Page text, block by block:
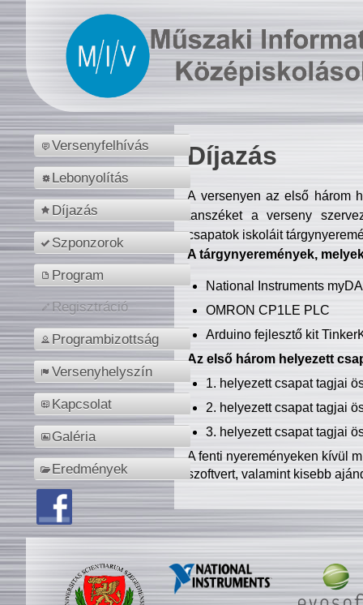
Versenyfelhívás
Lebonyolítás
Díjazás
Szponzorok
Program
Regisztráció
Programbizottság
Versenyhelyszín
Kapcsolat
Galéria
Eredmények
Díjazás
A versenyen az első három
tanszéket a verseny
csapatok iskoláit
A tárgynyeremények,
National Instruments
OMRON CP1LE PLC
Arduino fejlesztő kit
Az első három helyezett
1. helyezett csapat tagjai
2. helyezett csapat tagjai
3. helyezett csapat tagjai
A fenti nyereményeken kívül
szoftvert, valamint kisebb